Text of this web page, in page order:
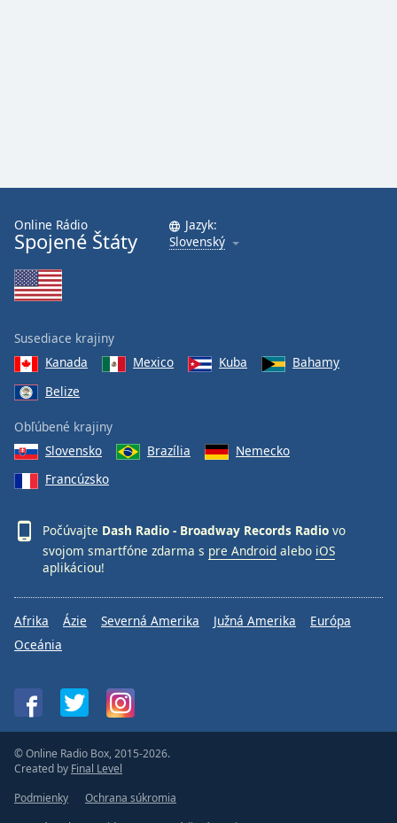
Dialog
dialog
Online Rádio
Spojené Štáty
Jazyk:
Slovenský
Susediace krajiny
Kanada
Mexico Kuba
Bahamy
Belize
Obľúbené krajiny
Slovensko
Brazília
Nemecko
Francúzsko
Počúvajte Dash Radio - Broadway Records Radio vo
svojom smartfóne zdarma s pre Android alebo iOS
aplikáciou!
Afrika Ázie Severná Amerika Južná Amerika
Európa
Oceánia
© Online Radio Box, 2015-2026.
Created by Final Level
Podmienky
Ochrana súkromia